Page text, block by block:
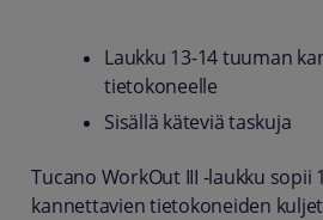
Laukku 13-14 tuuman
tietokoneelle
Sisällä käteviä taskuja
Tucano WorkOut III -laukku sopii
kannettavien tietokoneiden